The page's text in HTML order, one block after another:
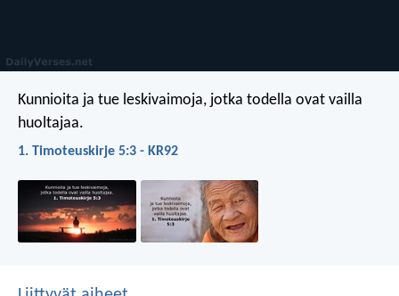
Kunnioita ja tue leskivaimoja, jotka todella ovat vailla
huoltajaa.
1. Timoteuskirje 5:3 - KR92